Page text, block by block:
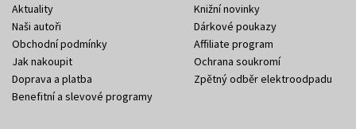
Aktuality
Naši autoři
Obchodní podmínky
Jak nakoupit
Doprava a platba
Benefitní a slevové programy
Knižní novinky
Dárkové poukazy
Affiliate program
Ochrana soukromí
Zpětný odběr elektroodpadu